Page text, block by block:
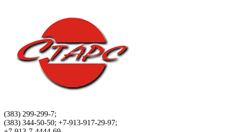
(383) 299-299-7;
(383) 344-50-50; +7-913-917-29-97;